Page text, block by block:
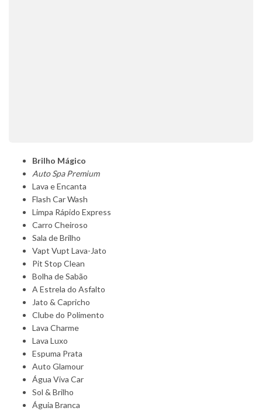
Brilho Mágico
Auto Spa Premium
Lava e Encanta
Flash Car Wash
Limpa Rápido Express
Carro Cheiroso
Sala de Brilho
Vapt Vupt Lava-Jato
Pit Stop Clean
Bolha de Sabão
A Estrela do Asfalto
Jato & Capricho
Clube do Polimento
Lava Charme
Lava Luxo
Espuma Prata
Auto Glamour
Água Viva Car
Sol & Brilho
Águia Branca